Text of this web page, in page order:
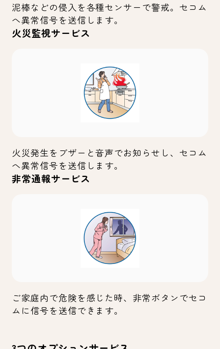
泥棒などの侵入を各種センサーで警戒。セコム
へ異常信号を送信します。
火災監視サービス
火災発生をブザーと音声でお知らせし、セコム
へ異常信号を送信します。
非常通報サービス
ご家庭内で危険を感じた時、非常ボタンでセコ
ムに信号を送信できます。